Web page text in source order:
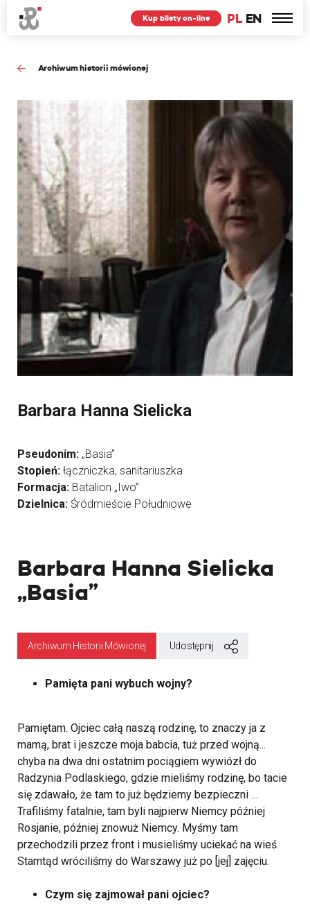
PL EN
Kup bilety on-line
Archiwum historii mówionej
Barbara Hanna Sielicka
„Basia”
Archiwum Historii Mówionej Udostępnij
Pamięta pani wybuch wojny?
Pamiętam. Ojciec całą naszą rodzinę, to znaczy ja z
mamą, brat i jeszcze moja babcia, tuż przed wojną...
chyba na dwa dni ostatnim pociągiem wywiózł do
Radzynia Podlaskiego, gdzie mieliśmy rodzinę, bo tacie
się zdawało, że tam to już będziemy bezpieczni …
Trafiliśmy fatalnie, tam byli najpierw Niemcy później
Rosjanie, później znowuż Niemcy. Myśmy tam
przechodzili przez front i musieliśmy uciekać na wieś.
Stamtąd wróciliśmy do Warszawy już po [jej] zajęciu.
Czym się zajmował pani ojciec?
Barbara Hanna Sielicka
Pseudonim: „Basia”
Stopień: łączniczka, sanitariuszka
Formacja: Batalion „Iwo”
Dzielnica: Śródmieście Południowe